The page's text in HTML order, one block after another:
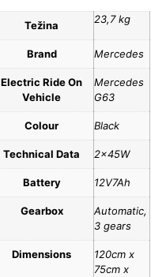
Težina 23,7 kg
Brand Mercedes
Electric Ride On
Vehicle
Mercedes
G63
Colour Black
Technical Data 2x45W
Battery 12V7Ah
Gearbox
Automatic,
3 gears
Dimensions
120cm x
75cm x